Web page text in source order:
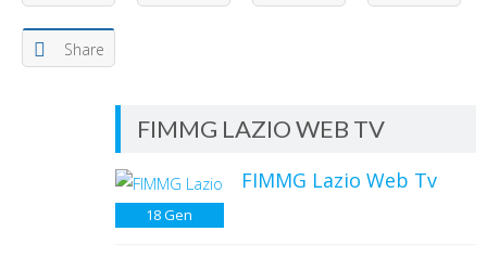
Share
FIMMG LAZIO WEB TV
18Gen
FIMMG Lazio Web Tv